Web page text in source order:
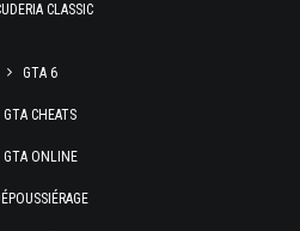
CLASSIC
GTA 6
GTA CHEATS
GTA ONLINE